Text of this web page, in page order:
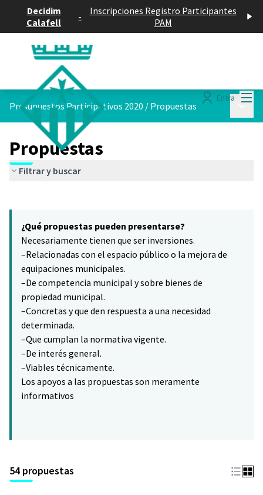
Decidim
Calafell
-
Inscripciones Registro Participantes
PAM
Entra
Presupuestos Participativos 2020 / Propuestas
Propuestas
Filtrar y buscar
−
¿Qué propuestas pueden presentarse?
Necesariamente tienen que ser inversiones.
–Relacionadas con el espacio público o la mejora de
equipaciones municipales.
–De competencia municipal y sobre bienes de
propiedad municipal.
–Concretas y que den respuesta a una necesidad
determinada.
–Que cumplan la normativa vigente.
–De interés general.
–Viables técnicamente.
Los apoyos a las propuestas son meramente
informativos
54 propuestas